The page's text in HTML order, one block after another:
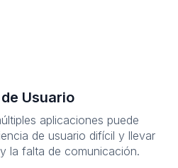
Usuario
aplicaciones puede
de usuario difícil y llevar
la falta de comunicación.